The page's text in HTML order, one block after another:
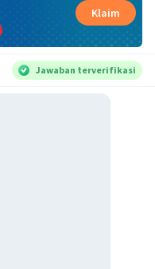
Klaim
Jawaban terverifikasi